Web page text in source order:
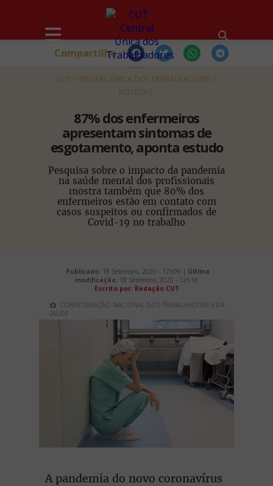
HOME
CUT - CENTRAL ÚNICA DOS TRABALHADORES
NOTÍCIAS
87% dos enfermeiros
apresentam sintomas de
esgotamento, aponta estudo
Pesquisa sobre o impacto da pandemia
na saúde mental dos profissionais
mostra também que 80% dos
enfermeiros estão em contato com
casos suspeitos ou confirmados de
Covid-19 no trabalho
Compartilhe
Publicado: 18 Setembro, 2020 - 12h09 | Última
modificação: 18 Setembro, 2020 - 12h18
Escrito por: Redação CUT
CONFEDERAÇÃO NACIONAL DOS TRABALHADORES DA
SAÚDE
A pandemia do novo coronavírus